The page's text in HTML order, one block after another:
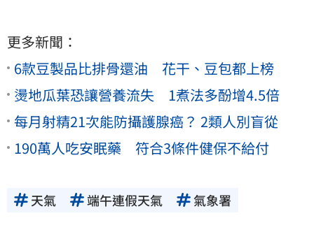
更多新聞：
6款豆製品比排骨還油 花干、豆包都上榜
燙地瓜葉恐讓營養流失 1煮法多酚增4.5倍
每月射精21次能防攝護腺癌？ 2類人別盲從
190萬人吃安眠藥 符合3條件健保不給付
天氣 端午連假天氣 氣象署